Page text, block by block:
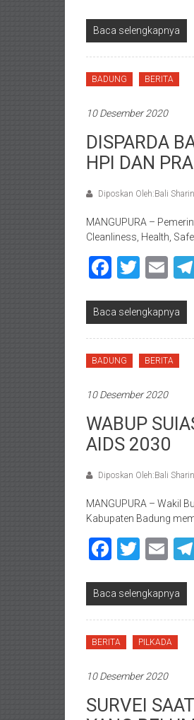
Baca selengkapnya
BADUNG BERITA
10 Desember 2020
DISPARDA
HPI DAN
Diposkan Oleh:Bali
MANGUPURA –
Cleanliness, Health,
Baca selengkapnya
BADUNG BERITA
10 Desember 2020
WABUP
AIDS 2030
Diposkan Oleh:Bali
MANGUPURA – Wakil
Kabupaten Badung
Baca selengkapnya
BERITA PILKADA
10 Desember 2020
SURVEI